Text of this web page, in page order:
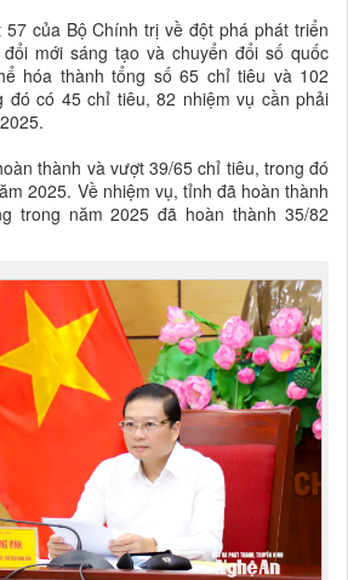
của Bộ Chính trị về đột phá phát triển
mới sáng tạo và chuyển đổi số quốc
hóa thành tổng số 65 chỉ tiêu và 102
đó có 45 chỉ tiêu, 82 nhiệm vụ cần phải
thành và vượt 39/65 chỉ tiêu, trong đó
2025. Về nhiệm vụ, tỉnh đã hoàn thành
trong năm 2025 đã hoàn thành 35/82